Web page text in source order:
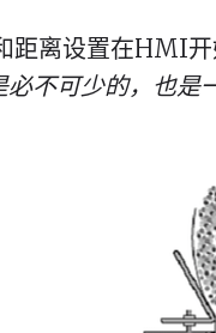
距离设置在HMI
不可少的，也是